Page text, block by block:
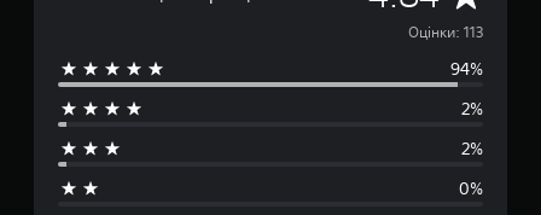
е
р
Оцінки: 113
94%
2%
2%
0%